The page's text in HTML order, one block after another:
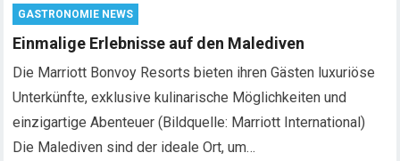
GASTRONOMIE NEWS
Einmalige Erlebnisse auf den Malediven
Die Marriott Bonvoy Resorts bieten ihren Gästen luxuriöse
Unterkünfte, exklusive kulinarische Möglichkeiten und
einzigartige Abenteuer (Bildquelle: Marriott International)
Die Malediven sind der ideale Ort, um…